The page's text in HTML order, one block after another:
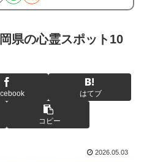
県の心霊スポット10
はてブ
コピー
2026.05.03